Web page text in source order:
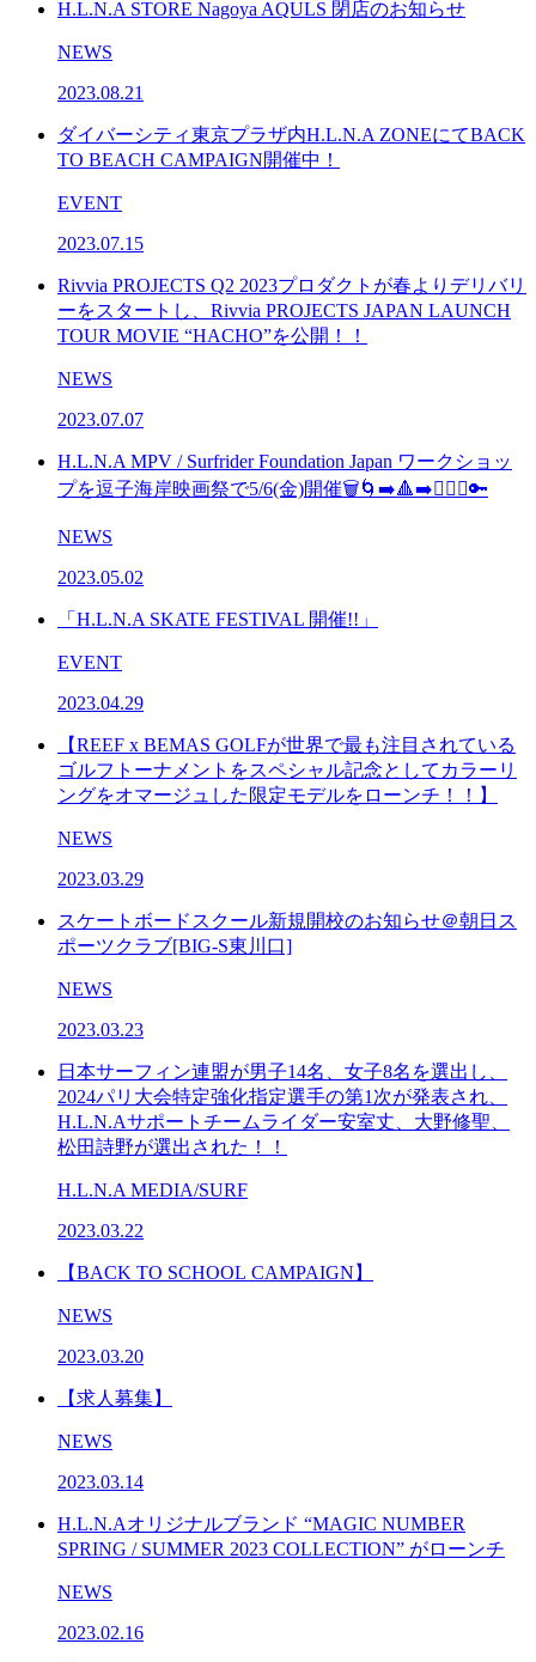
H.L.N.A STORE Nagoya AQULS 閉店のお知らせ
NEWS
2023.08.21
ダイバーシティ東京プラザ内H.L.N.A ZONEにてBACK
TO BEACH CAMPAIGN開催中！
EVENT
2023.07.15
Rivvia PROJECTS Q2 2023プロダクトが春よりデリバリ
ーをスタートし、Rivvia PROJECTS JAPAN LAUNCH
TOUR MOVIE “HACHO”を公開！！
NEWS
2023.07.07
H.L.N.A MPV / Surfrider Foundation Japan ワークショッ
プを逗子海岸映画祭で5/6(金)開催🗑️🌀➡️🔺➡️🏄🏻‍♂️🔑
NEWS
2023.05.02
「H.L.N.A SKATE FESTIVAL 開催!!」
EVENT
2023.04.29
【REEF x BEMAS GOLFが世界で最も注目されている
ゴルフトーナメントをスペシャル記念としてカラーリ
ングをオマージュした限定モデルをローンチ！！】
NEWS
2023.03.29
スケートボードスクール新規開校のお知らせ＠朝日ス
ポーツクラブ[BIG-S東川口]
NEWS
2023.03.23
日本サーフィン連盟が男子14名、女子8名を選出し、
2024パリ大会特定強化指定選手の第1次が発表され、
H.L.N.Aサポートチームライダー安室丈、大野修聖、
松田詩野が選出された！！
H.L.N.A MEDIA/SURF
2023.03.22
【BACK TO SCHOOL CAMPAIGN】
NEWS
2023.03.20
【求人募集】
NEWS
2023.03.14
H.L.N.Aオリジナルブランド “MAGIC NUMBER
SPRING / SUMMER 2023 COLLECTION” がローンチ
NEWS
2023.02.16